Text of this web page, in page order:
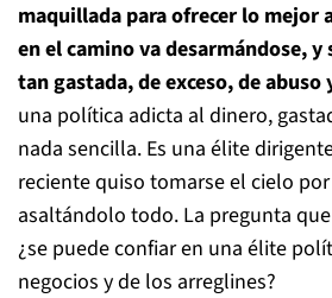
maquillada para ofrecer lo mejor
en el camino va desarmándose, y
tan gastada, de exceso, de
una política adicta al dinero,
nada sencilla. Es una élite
reciente quiso tomarse el cielo
asaltándolo todo. La pregunta
¿se puede confiar en una élite
negocios y de los arreglines?